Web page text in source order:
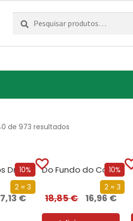
Pesquisar
por:
Pesquisa
de 973 resultados
10%
2 = 3
A Dança dos Dragões
€
10%
2 = 3
Do Fundo do Coração
18,85€ 16,96€